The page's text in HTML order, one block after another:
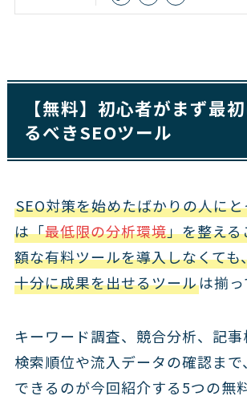
【無料】初心者がまず最
るべきSEOツール
SEO対策を始めたばかりの人に
は「最低限の分析環境」を整える
額な有料ツールを導入しなくても
十分に成果を出せるツールは揃っ
キーワード調査、競合分析、記事
検索順位や流入データの確認ま
できるのが今回紹介する5つの無